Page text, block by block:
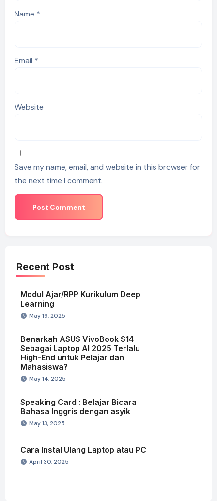
Name *
Email *
Website
Save my name, email, and website in this browser for
the next time I comment.
Recent Post
Modul Ajar/RPP Kurikulum Deep
Learning
May 19, 2025
Benarkah ASUS VivoBook S14
Sebagai Laptop AI 2025 Terlalu
High-End untuk Pelajar dan
Mahasiswa?
May 14, 2025
Speaking Card : Belajar Bicara
Bahasa Inggris dengan asyik
May 13, 2025
Cara Instal Ulang Laptop atau PC
April 30, 2025